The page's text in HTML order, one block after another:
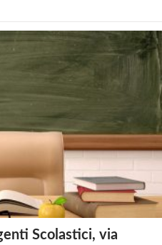
Scolastici, via